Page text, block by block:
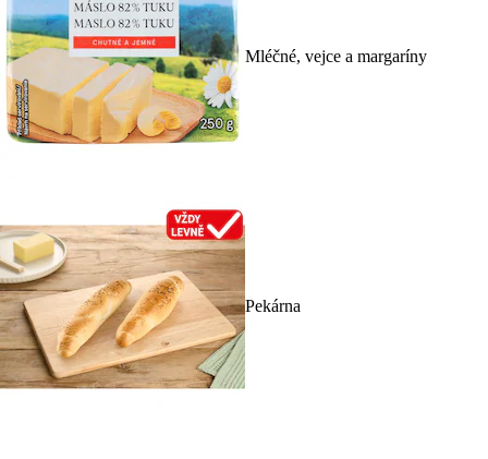
Mléčné, vejce a margaríny
Pekárna